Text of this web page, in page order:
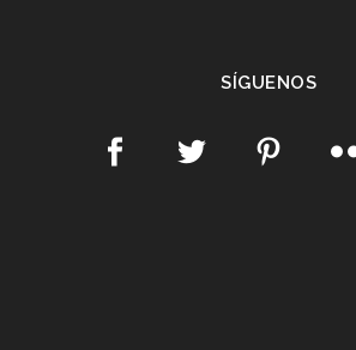
SÍGUENOS